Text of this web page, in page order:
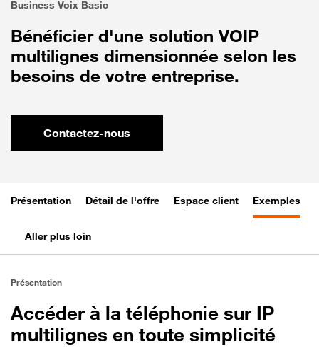
Business Voix Basic
Bénéficier d'une solution VOIP
multilignes dimensionnée selon les
besoins de votre entreprise.
Contactez-nous
Présentation Détail de l'offre Espace client Exemples
Aller plus loin
Présentation
Accéder à la téléphonie sur IP
multilignes en toute simplicité